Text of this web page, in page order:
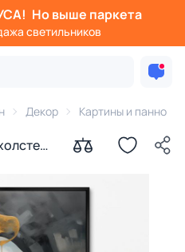
Но выше паркета
светильников
Декор Картины и панно